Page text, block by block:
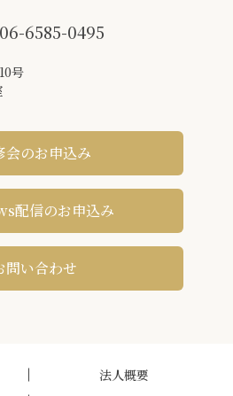
06-6585-0495
号
会のお申込み
配信のお申込み
問い合わせ
法人概要